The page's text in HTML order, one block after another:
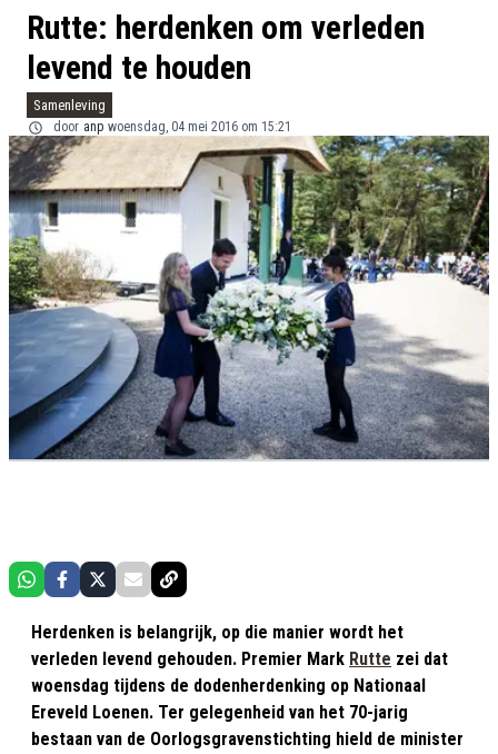
Rutte: herdenken om verleden
levend te houden
Samenleving
door anp woensdag, 04 mei 2016 om 15:21
Herdenken is belangrijk, op die manier wordt het
verleden levend gehouden. Premier Mark Rutte zei dat
woensdag tijdens de dodenherdenking op Nationaal
Ereveld Loenen. Ter gelegenheid van het 70-jarig
bestaan van de Oorlogsgravenstichting hield de minister